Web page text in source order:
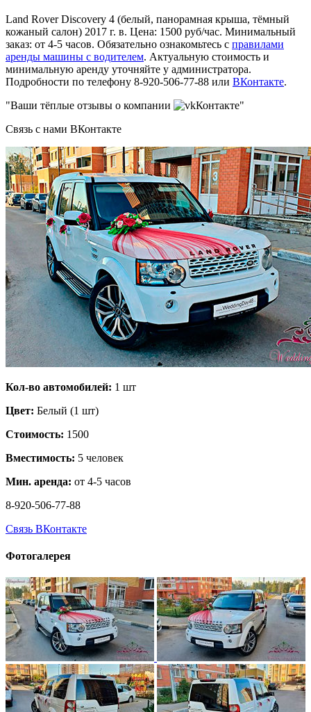
Land Rover Discovery 4 (белый, панорамная крыша, тёмный
кожаный салон) 2017 г. в. Цена: 1500 руб/час. Минимальный
заказ: от 4-5 часов. Обязательно ознакомьтесь с правилами
аренды машины с водителем. Актуальную стоимость и
минимальную аренду уточняйте у администратора.
Подробности по телефону 8-920-506-77-88 или ВКонтакте.
"Ваши тёплые отзывы о компании
Контакте"
Связь с нами ВКонтакте
Кол-во автомобилей: 1 шт
Цвет: Белый (1 шт)
Стоимость: 1500
Вместимость: 5 человек
Мин. аренда: от 4-5 часов
8-920-506-77-88
Связь ВКонтакте
Фотогалерея